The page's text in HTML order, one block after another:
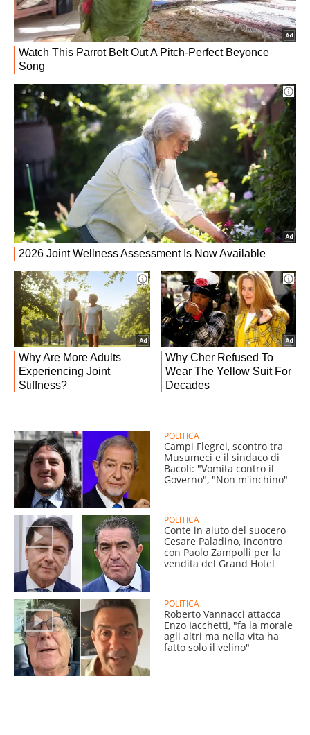
POLITICA
Campi Flegrei, scontro tra
Musumeci e il sindaco di
Bacoli: "Vomita contro il
Governo", "Non m'inchino"
POLITICA
Conte in aiuto del suocero
Cesare Paladino, incontro
con Paolo Zampolli per la
vendita del Grand Hotel
POLITICA
Roberto Vannacci attacca
Enzo Iacchetti, "fa la morale
agli altri ma nella vita ha
fatto solo il velino"